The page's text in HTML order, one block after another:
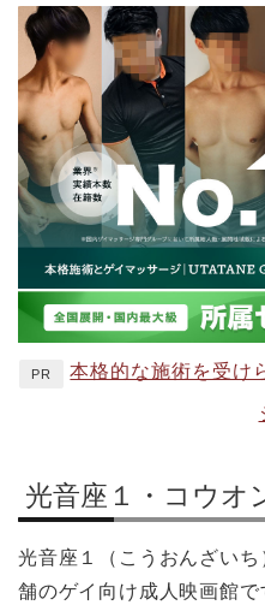
PR 本格的な施術を受け
光音座１・コウオ
光音座１（こうおんざい
舗のゲイ向け成人映画館で